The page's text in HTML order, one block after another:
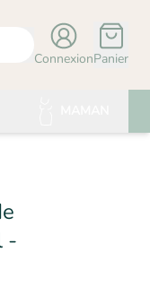
ConnexionPanier
-